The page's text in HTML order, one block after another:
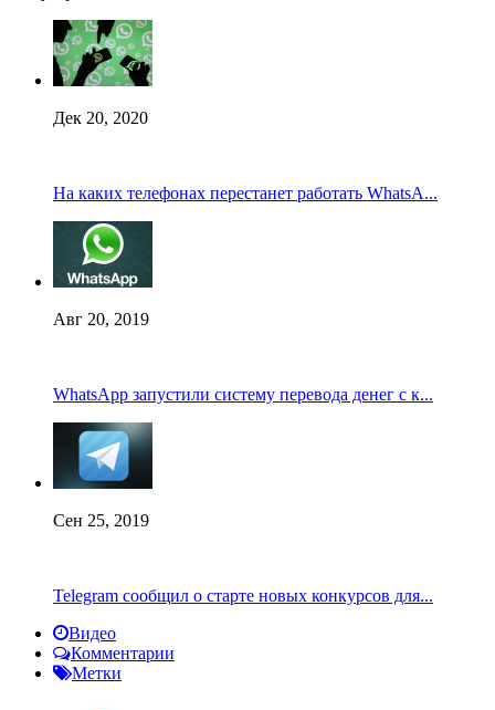
Дек 20, 2020
На каких телефонах перестанет работать WhatsA...
Авг 20, 2019
WhatsApp запустили систему перевода денег с к...
Сен 25, 2019
Telegram сообщил о старте новых конкурсов для...
Видео
Комментарии
Метки